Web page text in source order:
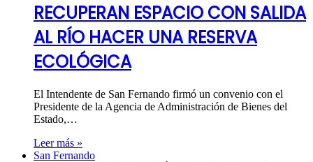
RECUPERAN ESPACIO CON SALIDA
AL RÍO HACER UNA RESERVA
ECOLÓGICA
El Intendente de San Fernando firmó un convenio con el
Presidente de la Agencia de Administración de Bienes del
Estado,…
Leer más »
San Fernando